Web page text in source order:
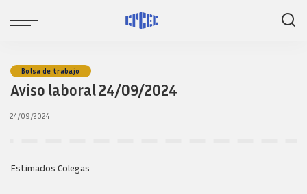
Bolsa de trabajo
Aviso laboral 24/09/2024
24/09/2024
Estimados Colegas